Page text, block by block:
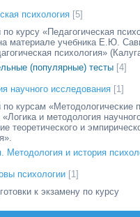
психология [5]
курсу «Педагогическая
материале учебника Е.Ю.
психология»
(популярные) тесты [4]
научного исследования [1]
по курсам «Методологические
«Логика и методология
теоретического и
Методология и история
психологии [1]
к экзамену по курсу